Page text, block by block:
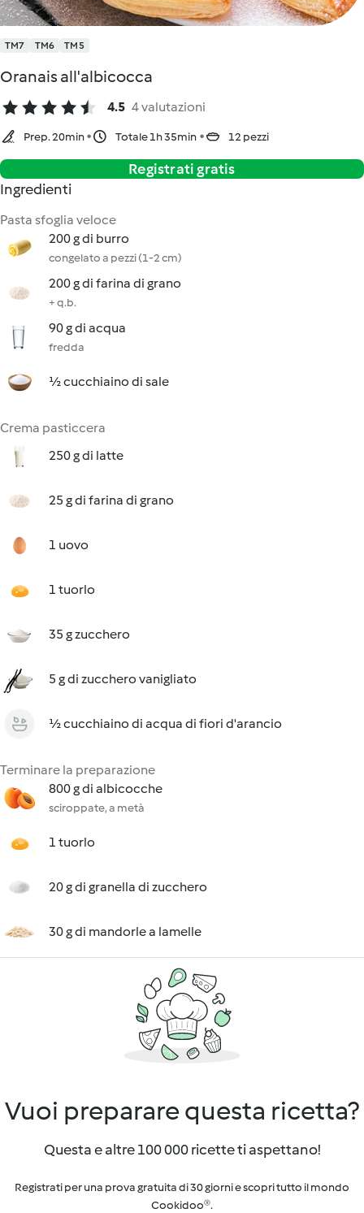
TM7 TM6 TM5
Oranais all'albicocca
4.5 4 valutazioni
Prep. 20min Totale 1h 35min 12 pezzi
Registrati gratis
Ingredienti
Pasta sfoglia veloce
200 g di burro
congelato a pezzi (1-2 cm)
200 g di farina di grano
+ q.b.
90 g di acqua
fredda
½ cucchiaino di sale
Crema pasticcera
250 g di latte
25 g di farina di grano
1 uovo
1 tuorlo
35 g zucchero
5 g di zucchero vanigliato
½ cucchiaino di acqua di fiori d'arancio
Terminare la preparazione
800 g di albicocche
sciroppate, a metà
1 tuorlo
20 g di granella di zucchero
30 g di mandorle a lamelle
Vuoi preparare questa ricetta?
Questa e altre 100 000 ricette ti aspettano!
Registrati per una prova gratuita di 30 giorni e scopri tutto il mondo
Cookidoo®.